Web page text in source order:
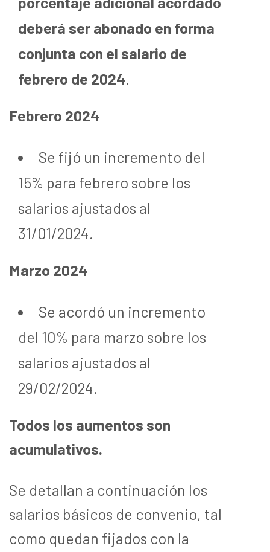
deberá ser abonado en forma
conjunta con el salario de
febrero de 2024.
Febrero 2024
Se fijó un incremento del
15% para febrero sobre los
salarios ajustados al
31/01/2024.
Marzo 2024
Se acordó un incremento
del 10% para marzo sobre los
salarios ajustados al
29/02/2024.
Todos los aumentos son
acumulativos.
Se detallan a continuación los
salarios básicos de convenio, tal
como quedan fijados con la